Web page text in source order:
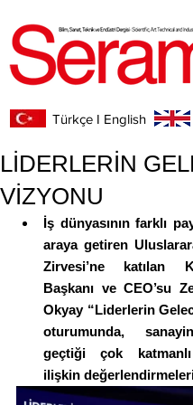
Türkçe I English
LİDERLERİN
VİZYONU
İş dünyasının farklı
araya getiren
Zirvesi’ne katılan
Başkanı ve CEO’su
Okyay “Liderlerin
oturumunda,
geçtiği çok
ilişkin